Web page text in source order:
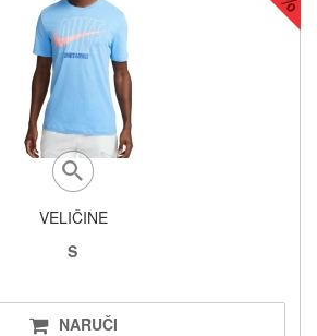
VELIČINE
S
NARUČI